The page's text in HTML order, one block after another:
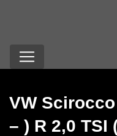
VW
– ) R 2,0 TSI